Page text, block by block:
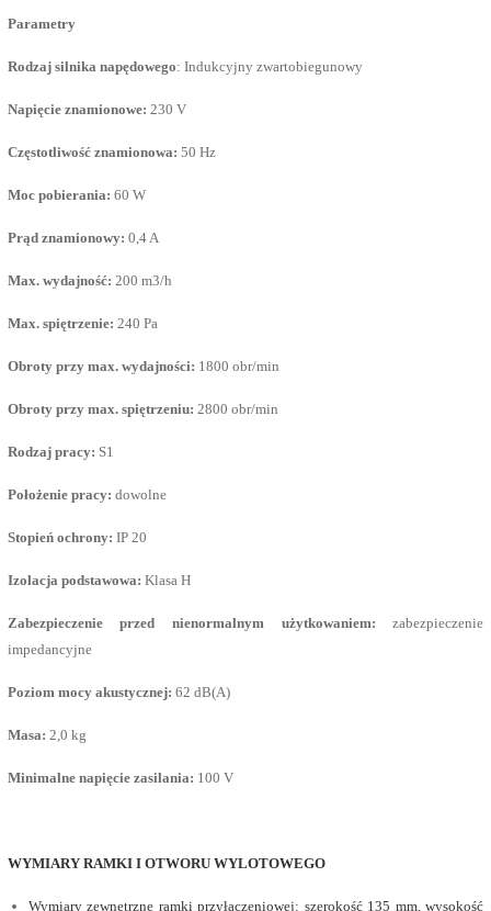
Parametry
Rodzaj silnika napędowego: Indukcyjny zwartobiegunowy
Napięcie znamionowe: 230 V
Częstotliwość znamionowa: 50 Hz
Moc pobierania: 60 W
Prąd znamionowy: 0,4 A
Max. wydajność: 200 m3/h
Max. spiętrzenie: 240 Pa
Obroty przy max. wydajności: 1800 obr/min
Obroty przy max. spiętrzeniu: 2800 obr/min
Rodzaj pracy: S1
Położenie pracy: dowolne
Stopień ochrony: IP 20
Izolacja podstawowa: Klasa H
Zabezpieczenie przed nienormalnym użytkowaniem: zabezpieczenie
impedancyjne
Poziom mocy akustycznej: 62 dB(A)
Masa: 2,0 kg
Minimalne napięcie zasilania: 100 V
WYMIARY RAMKI I OTWORU WYLOTOWEGO
Wymiary zewnętrzne ramki przyłączeniowej: szerokość 135 mm, wysokość